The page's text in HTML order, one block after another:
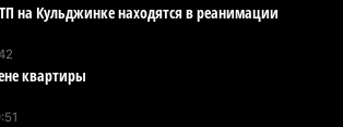
назначили нового
на Кульджинке находятся в реанимации
квартиры